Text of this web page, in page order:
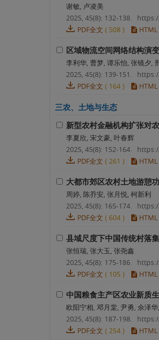
谢敏, 卢凌美
2025, 45(8): 132-138.
PDF全文 ( 508 ) HTML
区域物流空间网络结构演
李利华, 曹梦, 谭乐怡, 张镜夕,
2025, 45(8): 139-151.
PDF全文 ( 164 ) HTML
三农、土地与生态
新型农村金融机构扩张对
李夏欣, 宋文豪, 叶春辉
2025, 45(8): 152-164.
PDF全文 ( 261 ) HTML
大都市郊区农村土地游憩
周婷, 陈乔安, 张月悦, 柯新利
2025, 45(8): 165-174.
PDF全文 ( 604 ) HTML
县域尺度下中国传统村落
张恒瑞, 张大玉, 张尧鑫
2025, 45(8): 175-186.
PDF全文 ( 105 ) HTML
中国粮食主产区农业新质
欧阳宁相, 邓月棠, 尹勇, 佘泽
2025, 45(8): 187-198.
PDF全文 ( 254 ) HTML